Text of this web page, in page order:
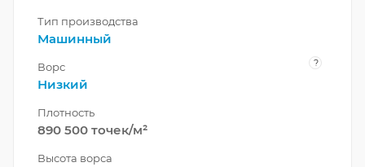
Тип производства
Машинный
Ворс ?
Низкий
Плотность
890 500 точек/м²
Высота ворса